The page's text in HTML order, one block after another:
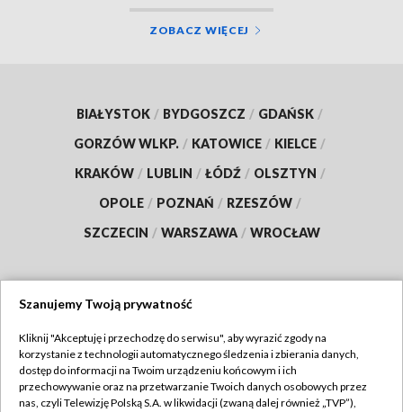
ZOBACZ WIĘCEJ
BIAŁYSTOK / BYDGOSZCZ / GDAŃSK /
GORZÓW WLKP. / KATOWICE / KIELCE /
KRAKÓW / LUBLIN / ŁÓDŹ / OLSZTYN /
OPOLE / POZNAŃ / RZESZÓW /
SZCZECIN / WARSZAWA / WROCŁAW
TVP
Abonament TVP
Regulamin TVP
Szanujemy Twoją prywatność
Kliknij "Akceptuję i przechodzę do serwisu", aby wyrazić zgody na
korzystanie z technologii automatycznego śledzenia i zbierania danych,
dostęp do informacji na Twoim urządzeniu końcowym i ich
przechowywanie oraz na przetwarzanie Twoich danych osobowych przez
nas, czyli Telewizję Polską S.A. w likwidacji (zwaną dalej również „TVP”),